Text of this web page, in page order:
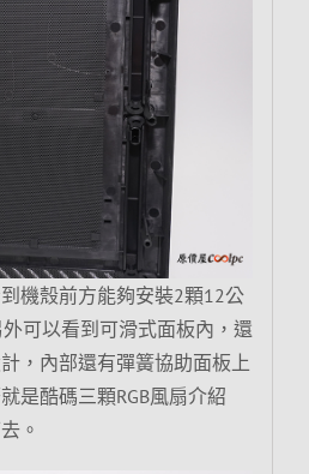
機殼前方能夠安裝2顆12公
可以看到可滑式面板內，還
，內部還有彈簧協助面板上
是酷碼三顆RGB風扇介紹
。